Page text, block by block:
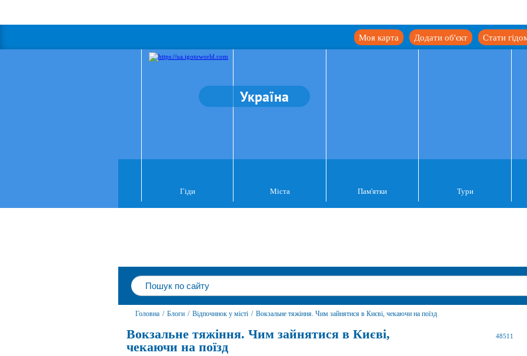
Стати
Додати об'єкт
Моя карта
Україна
Гіди Міста Пам'ятки Тури
Головна / Блоги / Відпочинок у місті / Вокзальне тяжіння. Чим зайнятися в Києві, чекаючи на поїзд
Вокзальне тяжіння. Чим зайнятися в Києві,
чекаючи на поїзд
48511